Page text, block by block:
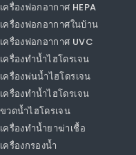
PM1.0 เครื่องฟอกอากาศ
PM2.5 เครื่องฟอกอากาศ
เครื่องฟอกอากาศรถยนต์
เครื่องฟอกอากาศเดสก์ท็อป
เครื่องฟอกอากาศความชื้น
เครื่องฟอกอากาศไอออนลบ
เครื่องฟอกอากาศขนาดเล็ก